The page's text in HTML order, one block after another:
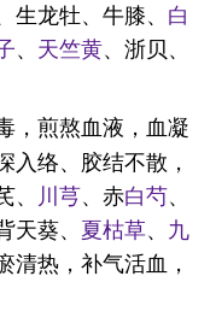
龙牡、牛膝、 白
、 天竺黄、浙贝、
，煎熬血液，血凝
入络、胶结不散，
川芎、赤白芍、
天葵、 夏枯草、 九
清热，补气活血，